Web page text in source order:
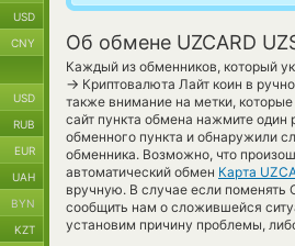
Об обмене UZCARD
Каждый из обменников, который
→ Криптовалюта Лайт коин в
также внимание на метки,
сайт пункта обмена нажмите
обменного пункта и обнаружили
обменника. Возможно, что
автоматический обмен Карта
вручную. В случае если поменять
сообщить нам о сложившейся
установим причину проблемы,
USD
CNY
USD
RUB
EUR
UAH
BYN
KZT